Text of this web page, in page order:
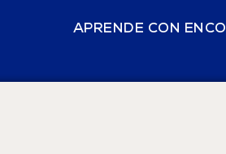
APRENDE CON ENCO